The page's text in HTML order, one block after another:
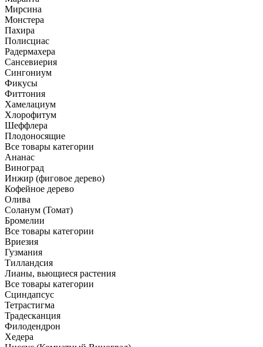
Мирсина
Монстера
Пахира
Полисциас
Радермахера
Сансевиерия
Сингониум
Фикусы
Фиттония
Хамелациум
Хлорофитум
Шеффлера
Плодоносящие
Все товары категории
Ананас
Виноград
Инжир (фиговое дерево)
Кофейное дерево
Олива
Соланум (Томат)
Бромелии
Все товары категории
Вриезия
Гузмания
Тилландсия
Лианы, вьющиеся растения
Все товары категории
Сциндапсус
Тетрастигма
Традесканция
Филодендрон
Хедера